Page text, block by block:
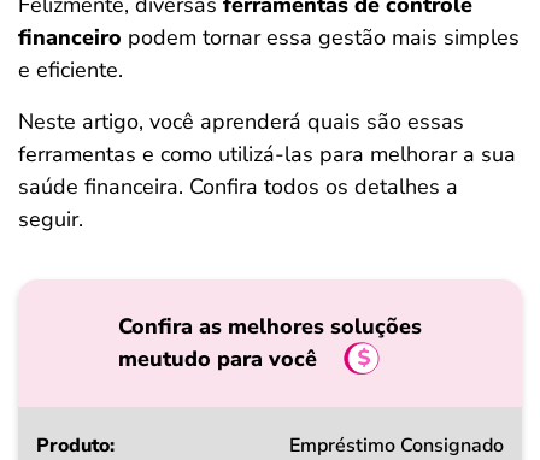
financeiro podem tornar essa gestão mais simples
e eficiente.
Neste artigo, você aprenderá quais são essas
ferramentas e como utilizá-las para melhorar a sua
saúde financeira. Confira todos os detalhes a
seguir.
Confira as melhores soluções
meutudo para você
Produto
Empréstimo Consignado